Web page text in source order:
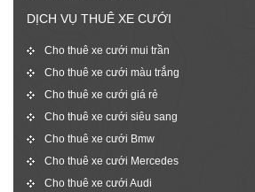
DỊCH VỤ THUÊ XE CƯỚI
Cho thuê xe cưới mui trần
Cho thuê xe cưới màu trắng
Cho thuê xe cưới giá rẻ
Cho thuê xe cưới siêu sang
Cho thuê xe cưới Bmw
Cho thuê xe cưới Mercedes
Cho thuê xe cưới Audi